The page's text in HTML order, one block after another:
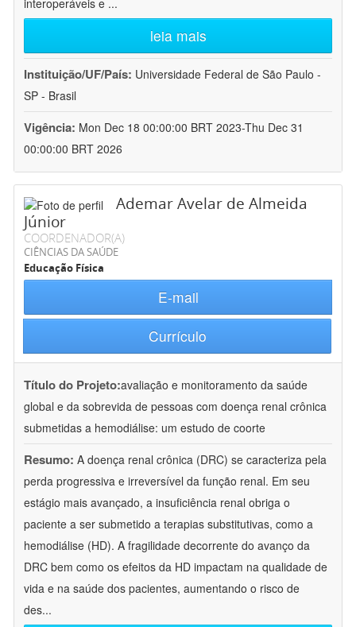
interoperáveis e ...
leia mais
Instituição/UF/País: Universidade Federal de São Paulo -
SP - Brasil
Vigência: Mon Dec 18 00:00:00 BRT 2023-Thu Dec 31
00:00:00 BRT 2026
Ademar Avelar de Almeida
Júnior
COORDENADOR(A)
CIÊNCIAS DA SAÚDE
Educação Física
E-mail
Currículo
Título do Projeto:avaliação e monitoramento da saúde
global e da sobrevida de pessoas com doença renal crônica
submetidas a hemodiálise: um estudo de coorte
Resumo: A doença renal crônica (DRC) se caracteriza pela
perda progressiva e irreversível da função renal. Em seu
estágio mais avançado, a insuficiência renal obriga o
paciente a ser submetido a terapias substitutivas, como a
hemodiálise (HD). A fragilidade decorrente do avanço da
DRC bem como os efeitos da HD impactam na qualidade de
vida e na saúde dos pacientes, aumentando o risco de
des...